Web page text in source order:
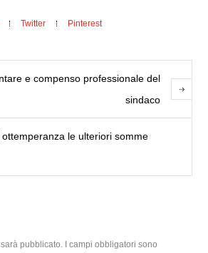
Twitter Pinterest
e compenso professionale del
sindaco
ottemperanza le ulteriori somme
sarà pubblicato.
I campi obbligatori sono